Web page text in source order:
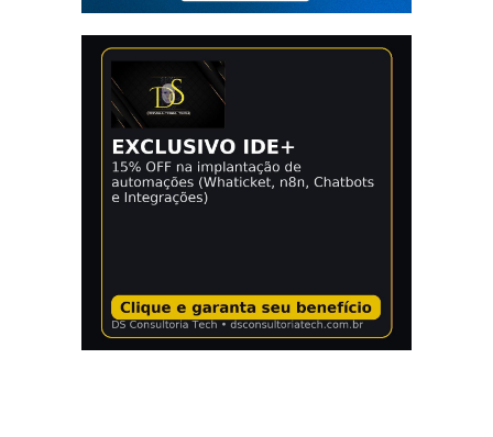
Quem é cliente IDE+ garante
vantagens até na hora de
relaxar. Ative seu benefício e
curta Caldas Novas com